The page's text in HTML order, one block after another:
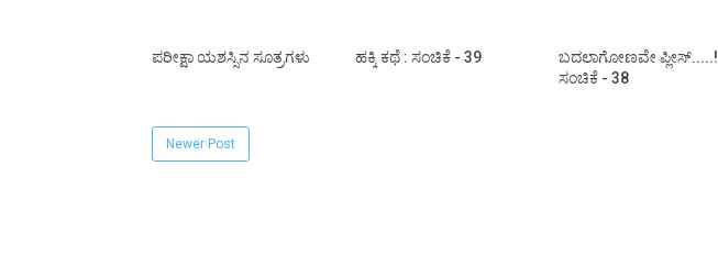
ಪರೀಕ್ಷಾ ಯಶಸ್ಸಿನ ಸೂತ್ರಗಳು ಹಕ್ಕಿ ಕಥೆ : ಸಂಚಿಕೆ - 39
ಬದಲಾಗೋಣವೇ ಪ್ಲೀಸ್.....!
ಸಂಚಿಕೆ - 38
Newer Post